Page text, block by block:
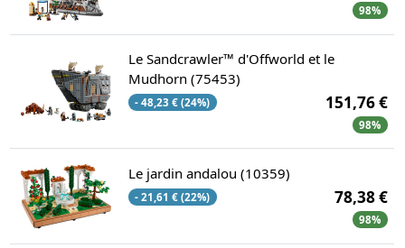
98%
Le Sandcrawler™ d'Offworld et le
Mudhorn (75453)
- 48,23 € (24%) 151,76 €
98%
Le jardin andalou (10359)
- 21,61 € (22%) 78,38 €
98%